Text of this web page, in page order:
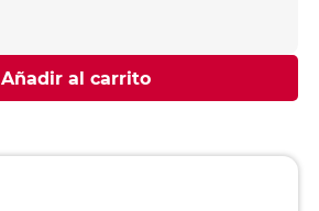
Añadir al carrito